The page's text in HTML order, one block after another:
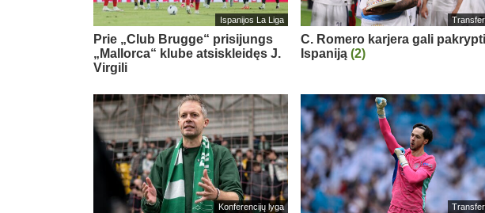
Ispanijos La Liga
Prie „Club Brugge“ prisijungs
„Mallorca“ klube atsiskleidęs J.
Virgili
C. Romero karjera gali
Ispaniją(2)
Konferencijų lyga